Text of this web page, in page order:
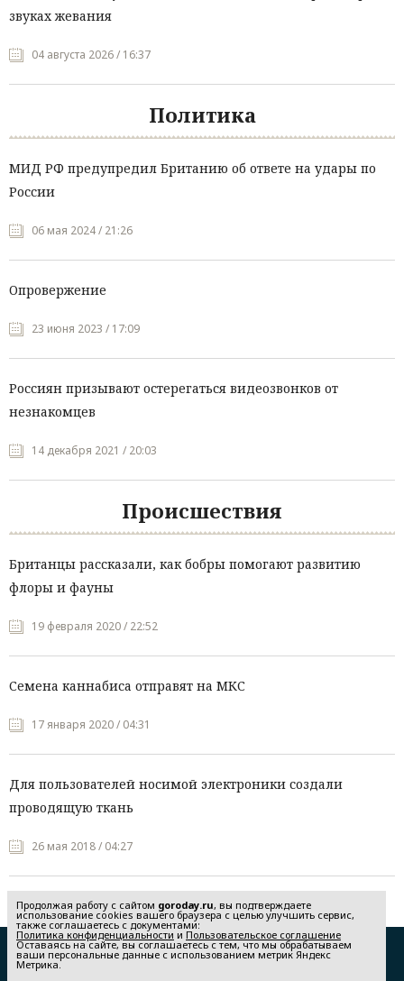
звуках жевания
04 августа 2026 / 16:37
Политика
МИД РФ предупредил Британию об ответе на удары по
России
06 мая 2024 / 21:26
Опровержение
23 июня 2023 / 17:09
Россиян призывают остерегаться видеозвонков от
незнакомцев
14 декабря 2021 / 20:03
Происшествия
Британцы рассказали, как бобры помогают развитию
флоры и фауны
19 февраля 2020 / 22:52
Семена каннабиса отправят на МКС
17 января 2020 / 04:31
Для пользователей носимой электроники создали
проводящую ткань
26 мая 2018 / 04:27
Редакция
Реклама
Продолжая работу с сайтом goroday.ru, вы подтверждаете
использование cookies вашего браузера с целью улучшить сервис,
также соглашаетесь с документами:
Политика конфиденциальности и Пользовательское соглашение
Оставаясь на сайте, вы соглашаетесь с тем, что мы обрабатываем
ваши персональные данные с использованием метрик Яндекс
Метрика.